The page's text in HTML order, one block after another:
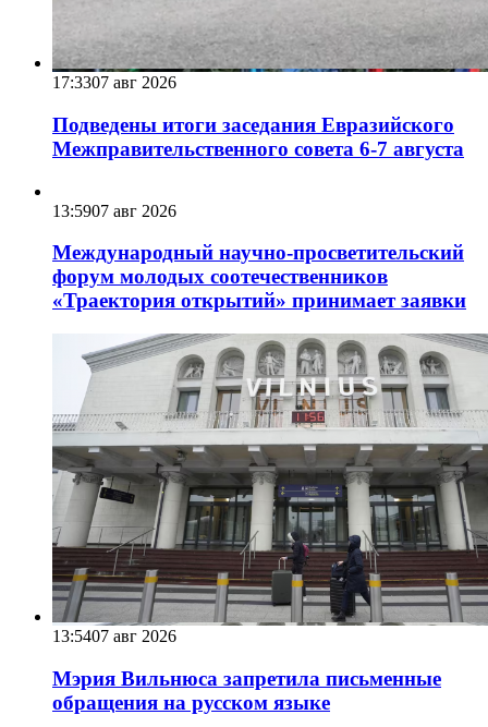
17:3307 авг 2026
Подведены итоги заседания Евразийского
Межправительственного совета 6-7 августа
13:5907 авг 2026
Международный научно-просветительский
форум молодых соотечественников
«Траектория открытий» принимает заявки
13:5407 авг 2026
Мэрия Вильнюса запретила письменные
обращения на русском языке